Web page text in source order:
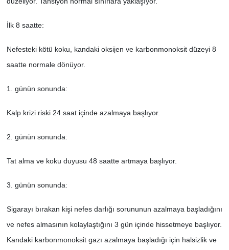
İlk 8 saatte:
Nefesteki kötü koku, kandaki oksijen ve karbonmonoksit düzeyi 8
saatte normale dönüyor.
1. günün sonunda:
Kalp krizi riski 24 saat içinde azalmaya başlıyor.
2. günün sonunda:
Tat alma ve koku duyusu 48 saatte artmaya başlıyor.
3. günün sonunda:
Sigarayı bırakan kişi nefes darlığı sorununun azalmaya başladığını
ve nefes almasının kolaylaştığını 3 gün içinde hissetmeye başlıyor.
Kandaki karbonmonoksit gazı azalmaya başladığı için halsizlik ve